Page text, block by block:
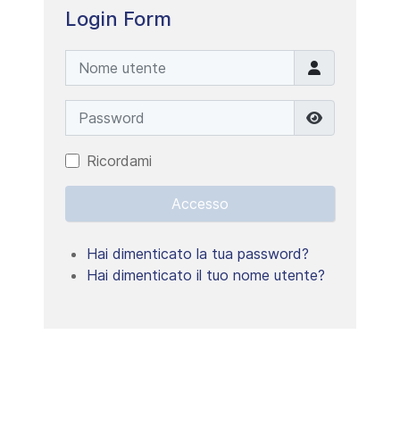
Login Form
Nome utente
Password
Ricordami
Accesso
Hai dimenticato la tua password?
Hai dimenticato il tuo nome utente?